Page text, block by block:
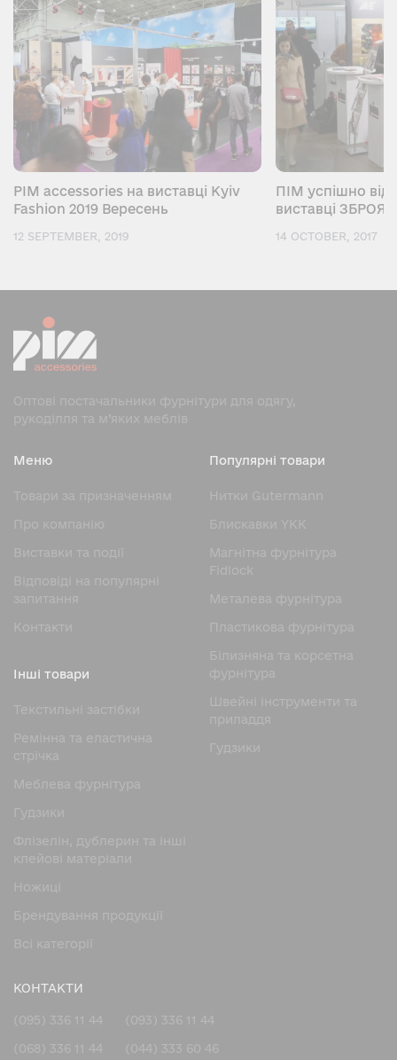
PIM accessories на виставці Kyiv
Fashion 2019 Вересень
12 SEPTEMBER, 2019
ПІМ успішно
виставці ЗБРОЯ
14 OCTOBER, 2017
Оптові постачальники фурнітури для одягу,
рукоділля та м’яких меблів
Меню
Товари за призначенням
Про компанію
Виставки та події
Відповіді на популярні
запитання
Контакти
Популярні товари
Нитки Gutermann
Блискавки YKK
Магнітна фурнітура
Fidlock
Металева фурнітура
Пластикова фурнітура
Білизняна та корсетна
фурнітура
Швейні інструменти та
приладдя
Гудзики
Інші товари
Текстильні застібки
Ремінна та еластична
стрічка
Меблева фурнітура
Гудзики
Флізелін, дублерин та інші
клейові матеріали
Ножицi
Брендування продукції
Всі категорії
КОНТАКТИ
(095) 336 11 44
(093) 336 11 44
(068) 336 11 44
(044) 333 60 46